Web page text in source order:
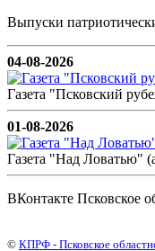
Выпуски
04-08-2026
Газета "Псковский
01-08-2026
Газета "Над Ловатью"
ВКонтакте Псковское
© КПРФ - Псковское